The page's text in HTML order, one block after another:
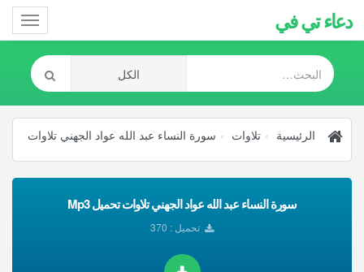
دعاء تي في
الرئيسية تلاوات سورة النساء عبد الله عواد الجهني تلاوات
سورة النساء عبد الله عواد الجهني تلاوات تحميل Mp3
تحميل : 370